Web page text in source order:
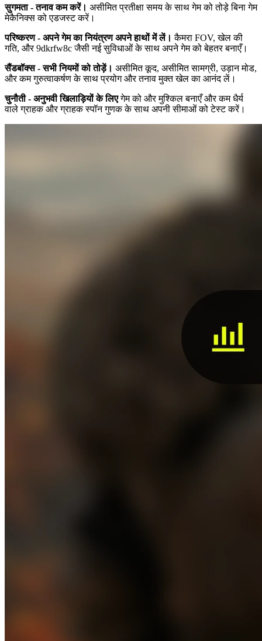
सुगमता - तनाव कम करें। असीमित प्रतीक्षा समय के साथ गेम को तोड़े बिना गेम
मेकैनिक्स को एडजस्ट करें।
परिष्करण - अपने गेम का नियंत्रण अपने हाथों में लें। कैमरा FOV, खेल की
गति, और 9dkrfw8c जैसी नई सुविधाओं के साथ अपने गेम को बेहतर बनाएँ।
सैंडबॉक्स - सभी नियमों को तोड़ें। असीमित कूद, असीमित सामग्री, उड़ान मोड,
और कम गुरुत्वाकर्षण के साथ प्रयोग और तनाव मुक्त खेल का आनंद लें।
चुनौती - अनुभवी खिलाड़ियों के लिएगेम को और मुश्किल बनाएँ और कम धैर्य
वाले ग्राहक और ग्राहक स्पॉन गुणक के साथ अपनी सीमाओं को टेस्ट करें।